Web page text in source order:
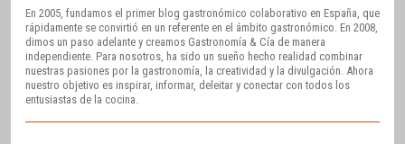
En 2005, fundamos el primer blog gastronómico colaborativo en España, que
rápidamente se convirtió en un referente en el ámbito gastronómico. En 2008,
dimos un paso adelante y creamos Gastronomía & Cía de manera
independiente. Para nosotros, ha sido un sueño hecho realidad combinar
nuestras pasiones por la gastronomía, la creatividad y la divulgación. Ahora
nuestro objetivo es inspirar, informar, deleitar y conectar con todos los
entusiastas de la cocina.